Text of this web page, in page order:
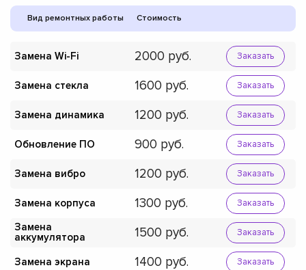
Вид ремонтных работы Стоимость
Замена Wi-Fi 2000 Заказать
Замена стекла 1600 Заказать
Замена динамика 1200 Заказать
Обновление ПО 900 Заказать
Замена вибро 1200 Заказать
Замена корпуса 1300 Заказать
Замена
аккумулятора
1500 Заказать
Замена экрана 1400 Заказать